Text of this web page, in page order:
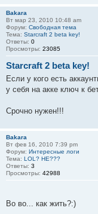
Bakara
Вт мар 23, 2010 10:48 am
Форум: Свободная тема
Тема: Starcraft 2 beta key!
Ответы: 0
Просмотры: 23085
Starcraft 2 beta key!
Если у кого есть
у себя на акке ключ к
Срочно нужен!!!
Bakara
Вт фев 16, 2010 7:39 pm
Форум: Интересные логи
Тема: LOL? HE???
Ответы: 3
Просмотры: 42988
Во во... как жить?:)